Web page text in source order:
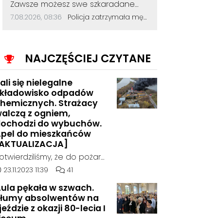
Treść komentarza:
Zawsze możesz swe szkaradane
cialo tez wykąpać jak dupe zal
Data dodania komentarza:
7.08.2026, 08:36 Źródło komentarza:
Policja zatrzymała mężczyznę, który dewastował koziołki siekierą! Odcięte elementy zakopał w ogródku
NAJCZĘŚCIEJ CZYTANE
się nielegalne
odpadów
Strażacy
z ogniem,
do wybuchów.
do mieszkańców
że do pożaru
w hali, w której
chemiczne.
dodania artykułu:
23.11.2023 11:39 Liczba komentarzy artykułu:
41
pękała w szwach.
absolwentów na
z okazji 80-lecia I